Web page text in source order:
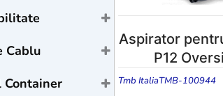
(2)
Cablu
(1)Container
Aspirator
P12
Tmb ItaliaTMB-100944